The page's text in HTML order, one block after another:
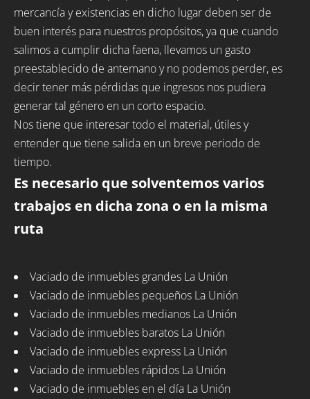
mercancía y existencias en dicho lugar deben ser de
buen interés para nuestros propósitos, ya que cuando
salimos a cumplir dicha faena, llevamos un gasto
preestablecido de antemano y no podemos perder, es
decir tener más pérdidas que ingresos nos pudiera
generar tal género en un corto espacio.
Nos tiene que interesar todo el material, útiles y
entender que tiene salida en un breve periodo de
tiempo.
Es necesario que solventemos varios
trabajos en dicha zona o en la misma
ruta
Vaciado de inmuebles grandes La Unión
Vaciado de inmuebles pequeños La Unión
Vaciado de inmuebles medianos La Unión
Vaciado de inmuebles baratos La Unión
Vaciado de inmuebles express La Unión
Vaciado de inmuebles rápidos La Unión
Vaciado de inmuebles en el día La Unión